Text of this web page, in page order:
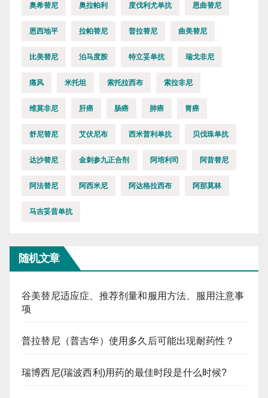
奥希替尼 奥拉帕利 度伐利尤单抗 恩曲替尼
恩西地平 拉帕替尼 普拉替尼 曲美替尼
比美替尼 泊马度胺 特立妥单抗 瑞戈非尼
痛风 米托坦 索托拉西布 索拉非尼
维莫非尼 肝癌 肠癌 肺癌 胃癌
舒尼替尼 艾伏尼布 西米普利单抗 贝伐珠单抗
达沙替尼 金刺参九正合剂 阿培利司 阿昔替尼
阿法替尼 阿西米尼 阿达格拉西布 阿那莫林
马吉妥昔单抗
随机文章
谷美替尼适应症、推荐剂量和服用方法、服用注意事
项
普拉替尼（普吉华）使用多久后可能出现耐药性？
瑞博西尼(瑞波西利)用药的最佳时段是什么时候?